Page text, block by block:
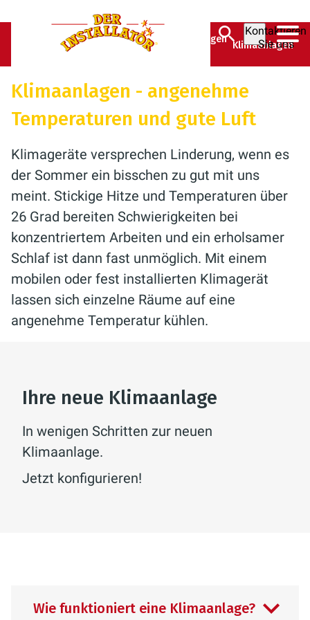
Kontaktieren
Sie uns
Der Installatör GmbH
Ratgeber Klimaanlagen Klimaanlagen
Klimaanlagen - angenehme
Temperaturen und gute Luft
Klimageräte versprechen Linderung, wenn es
der Sommer ein bisschen zu gut mit uns
meint. Stickige Hitze und Temperaturen über
26 Grad bereiten Schwierigkeiten bei
konzentriertem Arbeiten und ein erholsamer
Schlaf ist dann fast unmöglich. Mit einem
mobilen oder fest installierten Klimagerät
lassen sich einzelne Räume auf eine
angenehme Temperatur kühlen.
Ihre neue Klimaanlage
In wenigen Schritten zur neuen
Klimaanlage.
Jetzt konfigurieren!
Wie funktioniert eine Klimaanlage?